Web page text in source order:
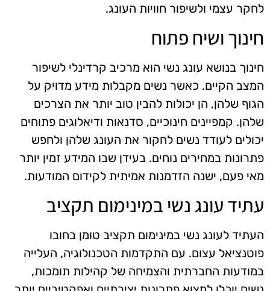
לחקר עצמי ולשיפור חוויות העונג.
חינוך ושיח פתוח
חינוך בנושא עונג נשי הוא מרכיב קרדינלי לשיפור
המצב הקיים. כאשר נשים מקבלות מידע מדויק על
הגוף שלהן, הן יכולות להבין טוב יותר את הצרכים
שלהן. קמפיינים חינוכיים, סדנאות ודיאלוגים פתוחים
יכולים לעודד נשים לחקור את העונג שלהן ולחפש
פתרונות במחירים נוחים. בעידן שבו המידע זמין יותר
מאי פעם, ישנה הזדמנות אמיתית לקידום המודעות.
עתיד עונג נשי במינימום תקציב
העתיד לעונג נשי במינימום תקציב טומן בחובו
פוטנציאל עצום. עם התקדמות הטכנולוגיה, העלייה
במודעות החברתית והצמיחה של קהילות תומכות,